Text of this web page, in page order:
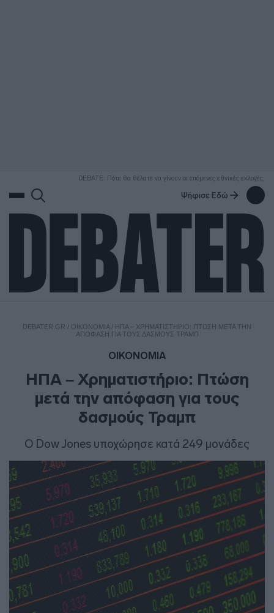
DEBATE: Πότε θα θέλατε να γίνουν οι επόμενες εθνικές εκλογές;
Ψήφισε Εδώ
DEBATER.GR / ΟΙΚΟΝΟΜΙΑ/ ΗΠΑ – ΧΡΗΜΑΤΙΣΤΉΡΙΟ: ΠΤΏΣΗ ΜΕΤΆ ΤΗΝ
ΑΠΌΦΑΣΗ ΓΙΑ ΤΟΥΣ ΔΑΣΜΟΎΣ ΤΡΑΜΠ
ΟΙΚΟΝΟΜΙΑ
ΗΠΑ – Χρηματιστήριο: Πτώση
μετά την απόφαση για τους
δασμούς Τραμπ
Ο Dow Jones υποχώρησε κατά 249 μονάδες